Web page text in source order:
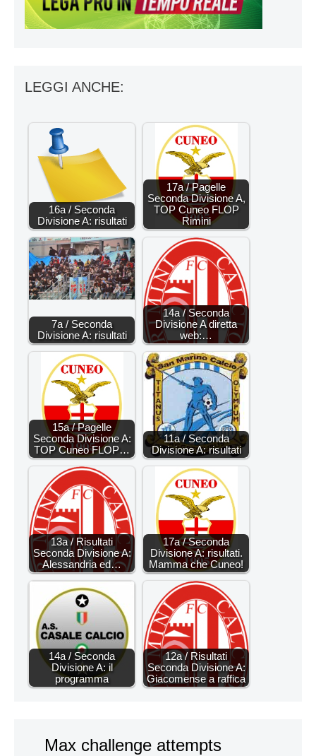
LEGGI ANCHE:
16a / Seconda
Divisione A: risultati
17a / Pagelle
Seconda Divisione A,
TOP Cuneo FLOP
Rimini
7a / Seconda
Divisione A: risultati
14a / Seconda
Divisione A diretta
web:…
15a / Pagelle
Seconda Divisione A:
TOP Cuneo FLOP…
11a / Seconda
Divisione A: risultati
13a / Risultati
Seconda Divisione A:
Alessandria ed…
17a / Seconda
Divisione A: risultati.
Mamma che Cuneo!
14a / Seconda
Divisione A: il
programma
12a / Risultati
Seconda Divisione A:
Giacomense a raffica